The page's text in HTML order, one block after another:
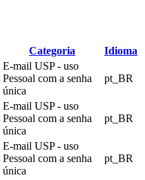
Categoria Idioma
E-mail USP - uso
Pessoal com a senha
única
pt_BR
E-mail USP - uso
Pessoal com a senha
única
pt_BR
E-mail USP - uso
Pessoal com a senha
única
pt_BR